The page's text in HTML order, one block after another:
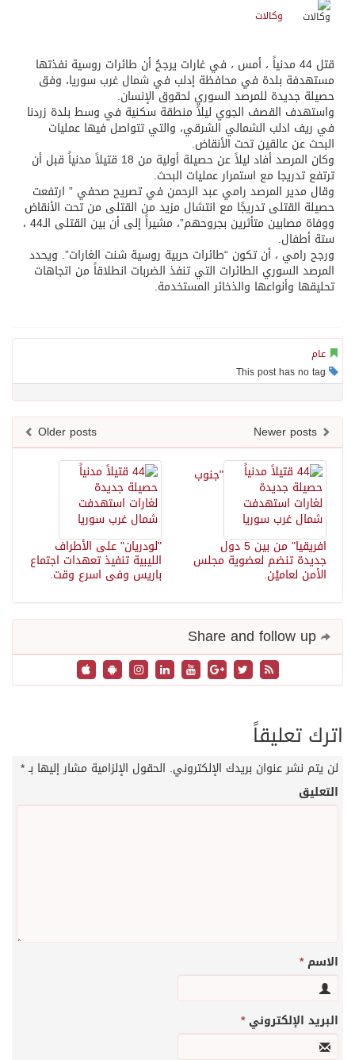
وكالات
قتل 44 مدنياً ، أمس ، في غارات يرجحُ أن طائرات روسية نفذتها
مستهدفة بلدة في محافظة إدلب في شمال غرب سوريا، وفق
حصيلة جديدة للمرصد السوري لحقوق الإنسان.
واستهدف القصف الجوي ليلاً منطقة سكنية في وسط بلدة زردنا
في ريف ادلب الشمالي الشرقي، والتي تتواصل فيها عمليات
البحث عن عالقين تحت الأنقاض.
وكان المرصد أفاد ليلاً عن حصيلة أولية من 18 قتيلاً مدنياً قبل أن
ترتفع تدريجا مع استمرار عمليات البحث.
وقال مدير المرصد رامي عبد الرحمن في تصريح صحفي ” ارتفعت
حصيلة القتلى تدريجًا مع انتشال مزيد من القتلى من تحت الأنقاض
ووفاة مصابين متأثرين بجروحهم”، مشيراً إلى أن بين القتلى الـ44 ،
ستة أطفال.
ورجح رامي ، أن تكون “طائرات حربية روسية شنت الغارات”. ويحدد
المرصد السوري الطائرات التي تنفذ الضربات انطلاقاً من اتجاهات
تحليقها وأنواعها والذخائر المستخدمة.
عام
Older posts
"لودريان" على الأطراف
الليبية تنفيذ تعهدات اجتماع
باريس وفى اسرع وقت.
"جنوب
افريقيا" من بين 5 دول
جديدة تنضم لعضوية مجلس
الأمن لعاميْن.
اترك تعليقاً
لن يتم نشر عنوان بريدك الإلكتروني. الحقول الإلزامية مشار إليها بـ*
التعليق
الاسم*
البريد الإلكتروني*